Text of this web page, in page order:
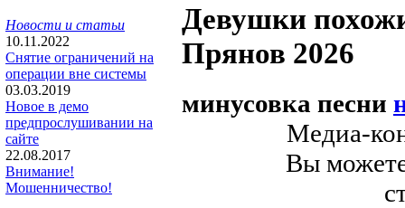
Новости и статьи
10.11.2022
Снятие ограничений на
операции вне системы
03.03.2019
Новое в демо
предпрослушивании на
сайте
22.08.2017
Внимание!
Мошенничество!
Девушки
Прянов 2026
минусовка песни
Медиа-
Вы можете